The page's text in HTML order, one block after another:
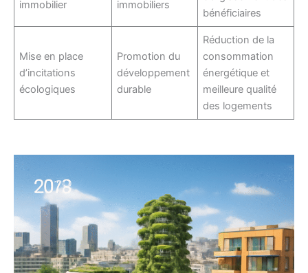
immobilier
immobiliers
bénéficiaires
Mise en place
d’incitations
écologiques
Promotion du
développement
durable
Réduction de la
consommation
énergétique et
meilleure qualité
des logements